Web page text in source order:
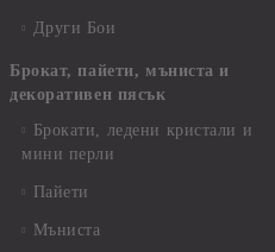
Други Бои
Брокат, пайети, мъниста и
декоративен пясък
Брокати, ледени кристали и
мини перли
Пайети
Мъниста